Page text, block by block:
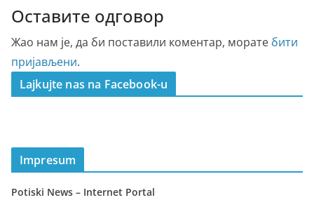
Оставите одговор
Жао нам је, да би поставили коментар, морате бити
пријављени.
Lajkujte nas na Facebook-u
Impresum
Potiski News – Internet Portal